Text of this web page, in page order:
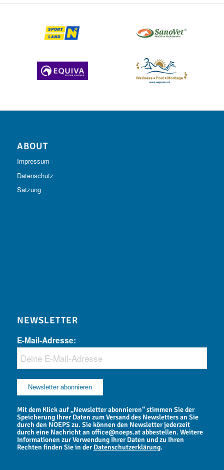
ABOUT
Impressum
Datenschutz
Satzung
NEWSLETTER
E-Mail-Adresse:
Mit dem Klick auf „Newsletter abonnieren“ stimmen Sie der
Speicherung Ihrer Daten zum Versand des Newsletters an Sie
durch den NOEPS zu. Sie können den Newsletter jederzeit
durch eine Nachricht an office@noeps.at abbestellen. Weitere
Informationen zur Verwendung Ihrer Daten und zu Ihren
Rechten finden Sie in derDatenschutzerklärung.